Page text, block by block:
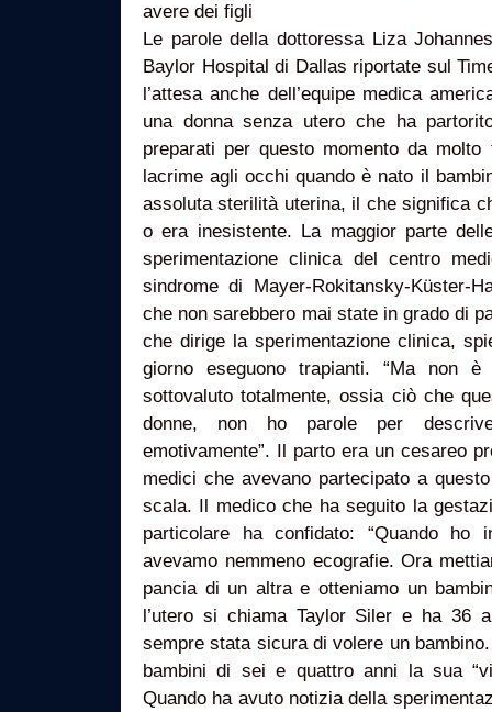
avere dei figli
Le parole della dottoressa Liza
Baylor Hospital di Dallas riportate sul
l’attesa anche dell’equipe medica
una donna senza utero che ha
preparati per questo momento da
lacrime agli occhi quando è nato il
assoluta sterilità uterina, il che significa
o era inesistente. La maggior parte
sperimentazione clinica del centro
sindrome di Mayer-Rokitansky-Küster-
che non sarebbero mai state in grado di
che dirige la sperimentazione clinica,
giorno eseguono trapianti. “Ma non
sottovaluto totalmente, ossia ciò che
donne, non ho parole per
emotivamente”. Il parto era un cesareo
medici che avevano partecipato a
scala. Il medico che ha seguito la
particolare ha confidato: “Quando
avevamo nemmeno ecografie. Ora
pancia di un altra e otteniamo un
l’utero si chiama Taylor Siler e ha 36
sempre stata sicura di volere un
bambini di sei e quattro anni la sua
Quando ha avuto notizia della